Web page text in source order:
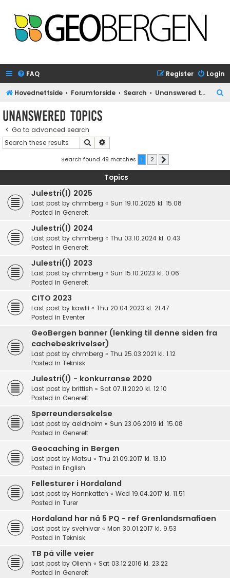
FAQ Login
Register
Hovednettside Forumforside Search Unanswered topics
Unanswered topics
Go to advanced search
Search
Search found 49 matches 1 2
Topics
Julestri(l) 2025
Last post by chrmberg « Sun 19.10.2025 kl. 15.08
Posted in Generelt
Julestri(l) 2024
Last post by chrmberg « Thu 03.10.2024 kl. 0.43
Posted in Generelt
Julestri(l) 2023
Last post by chrmberg « Sun 15.10.2023 kl. 0.06
Posted in Generelt
CITO 2023
Last post by kawlii « Thu 20.04.2023 kl. 21.47
Posted in Eventer
GeoBergen banner (lenking til denne siden fra
cachebeskrivelser)
Last post by chrmberg « Thu 25.03.2021 kl. 1.12
Posted in Teknisk
Julestri(l) - konkurranse 2020
Last post by brittish « Sat 07.11.2020 kl. 12.10
Posted in Generelt
Spørreundersøkelse
Last post by aeldholm « Sun 23.06.2019 kl. 15.08
Posted in Generelt
Geocaching in Bergen
Last post by Matsu « Thu 21.09.2017 kl. 13.10
Posted in English
Fellesturer i Hordaland
Last post by Hannkatten « Wed 19.04.2017 kl. 11.51
Posted in Turer
Hordaland har nå 5 PQ - ref Grenlandsmafiaen
Last post by sveinivar « Mon 30.01.2017 kl. 9.53
Posted in Teknisk
TB på ville veier
Last post by Olienh « Sat 03.12.2016 kl. 23.22
Posted in Generelt